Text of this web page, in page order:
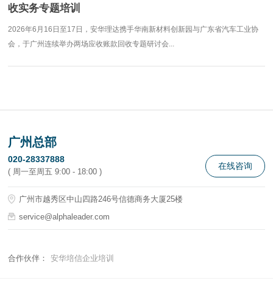
收实务专题培训
2026年6月16日至17日，安华理达携手华南新材料创新园与广东省汽车工业协
会，于广州连续举办两场应收账款回收专题研讨会...
广州总部
020-28337888
( 周一至周五 9:00 - 18:00 )
在线咨询
广州市越秀区中山四路246号信德商务大厦25楼
service@alphaleader.com
合作伙伴： 安华培信企业培训